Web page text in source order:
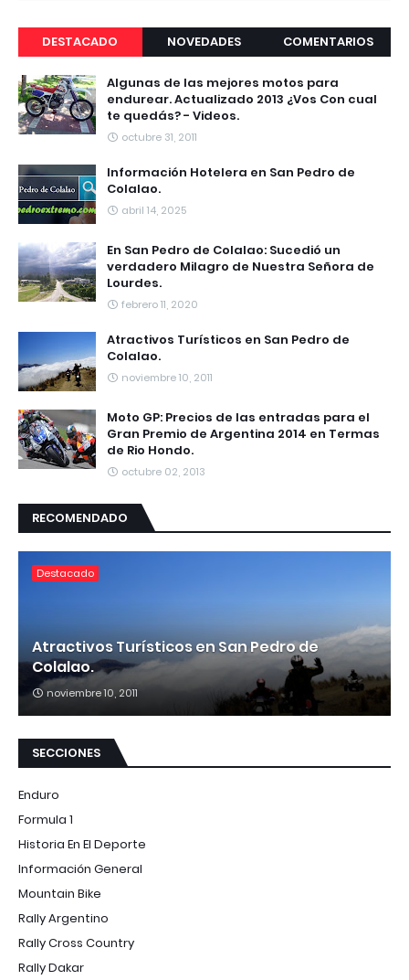
DESTACADO NOVEDADES COMENTARIOS
Algunas de las mejores motos para
endurear. Actualizado 2013 ¿Vos Con cual
te quedás? - Videos.
octubre 31, 2011
Información Hotelera en San Pedro de
Colalao.
abril 14, 2025
En San Pedro de Colalao: Sucedió un
verdadero Milagro de Nuestra Señora de
Lourdes.
febrero 11, 2020
Atractivos Turísticos en San Pedro de
Colalao.
noviembre 10, 2011
Moto GP: Precios de las entradas para el
Gran Premio de Argentina 2014 en Termas
de Rio Hondo.
octubre 02, 2013
RECOMENDADO
Destacado
Atractivos Turísticos en San Pedro de
Colalao.
noviembre 10, 2011
SECCIONES
Enduro
Formula 1
Historia En El Deporte
Información General
Mountain Bike
Rally Argentino
Rally Cross Country
Rally Dakar